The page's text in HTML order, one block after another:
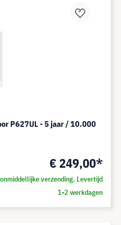
P627UL - 5 jaar / 10.000
€ 249,00*
verzending. Levertijd
1-2 werkdagen